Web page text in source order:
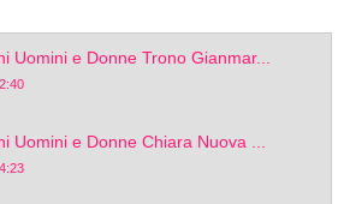
Uomini e Donne Trono Gianmar...
Uomini e Donne Chiara Nuova ...